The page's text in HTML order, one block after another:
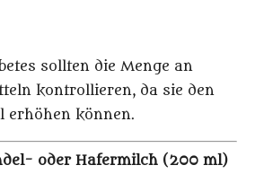
sollten die Menge an
kontrollieren, da sie den
erhöhen können.
oder Hafermilch (200 ml)